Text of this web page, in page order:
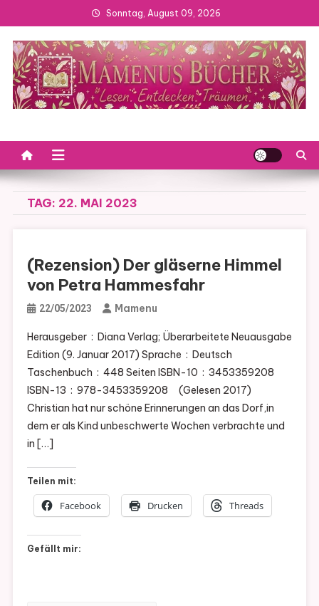
to
content
Sonntag, August 09, 2026
TAG: 22. MAI 2023
(Rezension) Der gläserne Himmel
von Petra Hammesfahr
22/05/2023 Mamenu
Herausgeber ‏ : ‎ Diana Verlag; Überarbeitete Neuausgabe
Edition (9. Januar 2017) Sprache ‏ : ‎ Deutsch
Taschenbuch ‏ : ‎ 448 Seiten ISBN-10 ‏ : ‎ 3453359208
ISBN-13 ‏ : ‎ 978-3453359208 (Gelesen 2017)
Christian hat nur schöne Erinnerungen an das Dorf,in
dem er als Kind unbeschwerte Wochen verbrachte und
in […]
Teilen mit:
Facebook Drucken Threads
Gefällt mir: